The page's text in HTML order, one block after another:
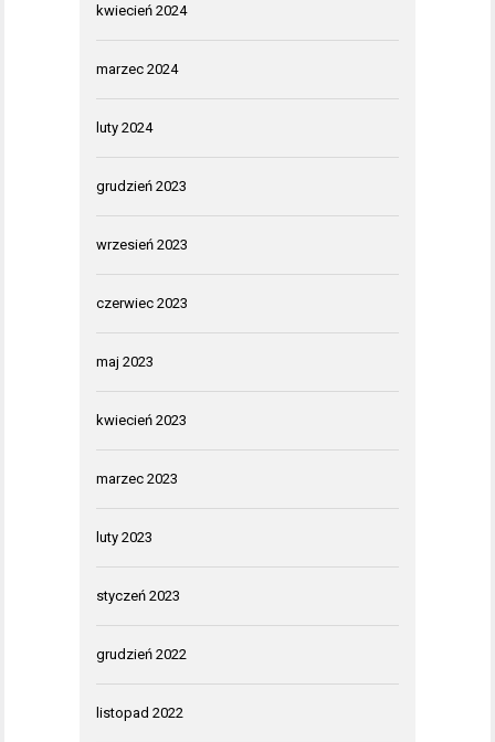
kwiecień 2024
marzec 2024
luty 2024
grudzień 2023
wrzesień 2023
czerwiec 2023
maj 2023
kwiecień 2023
marzec 2023
luty 2023
styczeń 2023
grudzień 2022
listopad 2022